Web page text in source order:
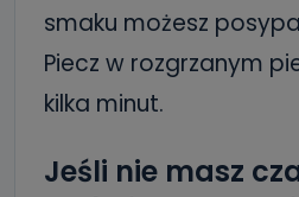
smaku możesz
Piecz w rozgrzanym
kilka minut.
Jeśli nie masz